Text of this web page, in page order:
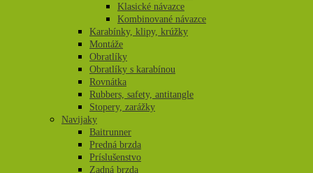
Klasické návazce
Kombinované návazce
Karabínky, klipy, krúžky
Montáže
Obratlíky
Obratlíky s karabínou
Rovnátka
Rubbers, safety, antitangle
Stopery, zarážky
Navijaky
Baitrunner
Predná brzda
Príslušenstvo
Zadná brzda